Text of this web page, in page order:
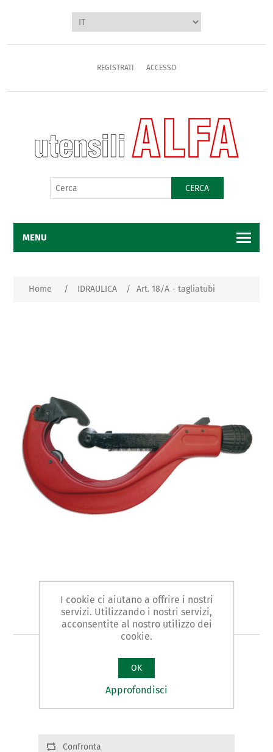
REGISTRATI ACCESSO
CERCA
MENU
Home / IDRAULICA / Art. 18/A - tagliatubi
Art. 18/A - tagliatubi
TAGLIATUBI tipo AUTOMATICO
Varianti prodotto
Confronta
I cookie ci aiutano a offrire i nostri
servizi. Utilizzando i nostri servizi,
acconsentite al nostro utilizzo dei
cookie.
OK
Approfondisci